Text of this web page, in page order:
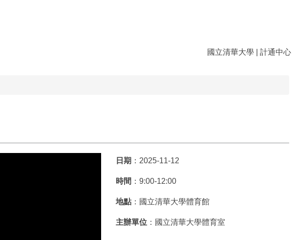
國立清華大學 計通中心
日期 ：2025-11-12
時間 ：9:00-12:00
地點：國立清華大學體育館
主辦單位：國立清華大學體育室